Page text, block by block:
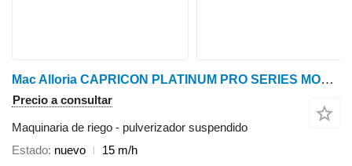
Mac Alloria CAPRICON PLATINUM PRO SERIES MOUNTED TYPED LIFTED MODELS
Precio a consultar
Maquinaria de riego - pulverizador suspendido
Estado nuevo
15 m/h